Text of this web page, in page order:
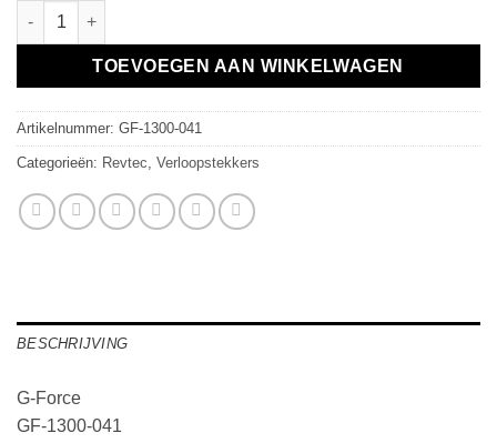
G-Force RC - Conversie kabel Tamiya Vrouw. > Deans Vrouw., s
TOEVOEGEN AAN WINKELWAGEN
Artikelnummer: GF-1300-041
Categorieën: Revtec Verloopstekkers
BESCHRIJVING
G-Force
GF-1300-041